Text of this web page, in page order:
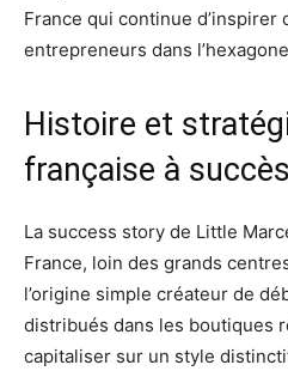
France qui continue d’inspirer
entrepreneurs dans
Histoire et
française à succès
La success story de Little
France, loin des grands
l’origine simple créateur de
distribués dans les boutiques
capitaliser sur un style